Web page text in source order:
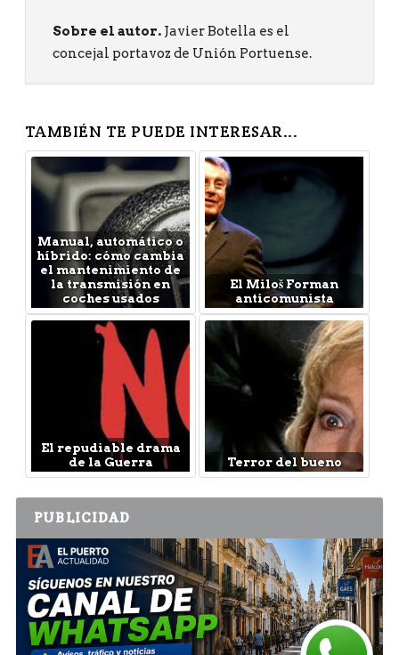
Sobre el autor.Javier Botella es el
concejal portavoz de Unión Portuense.
TAMBIÉN TE PUEDE INTERESAR...
Manual, automático o
híbrido: cómo cambia
el mantenimiento de
la transmisión en
coches usados
El Miloš Forman
anticomunista
El repudiable drama
de la Guerra
Terror del bueno
PUBLICIDAD